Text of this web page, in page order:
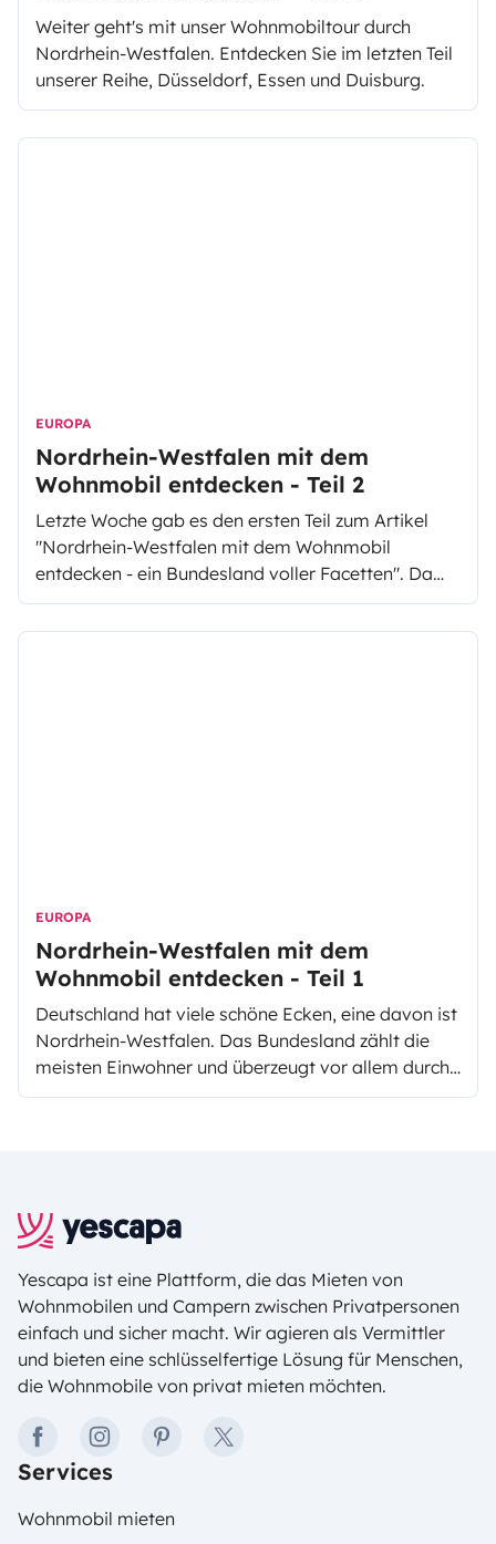
Weiter geht's mit unser Wohnmobiltour durch
Nordrhein-Westfalen. Entdecken Sie im letzten Teil
unserer Reihe, Düsseldorf, Essen und Duisburg.
EUROPA
Nordrhein-Westfalen mit dem
Wohnmobil entdecken - Teil 2
Letzte Woche gab es den ersten Teil zum Artikel
"Nordrhein-Westfalen mit dem Wohnmobil
entdecken - ein Bundesland voller Facetten". Da
das Bundesland noch mehr zu bieten hat geht es in
diesem Artikel weiter mit der Wohnmobilreise
EUROPA
Nordrhein-Westfalen mit dem
Wohnmobil entdecken - Teil 1
Deutschland hat viele schöne Ecken, eine davon ist
Nordrhein-Westfalen. Das Bundesland zählt die
meisten Einwohner und überzeugt vor allem durch
seine Vielfalt.
Yescapa ist eine Plattform, die das Mieten von
Wohnmobilen und Campern zwischen Privatpersonen
einfach und sicher macht. Wir agieren als Vermittler
und bieten eine schlüsselfertige Lösung für Menschen,
die Wohnmobile von privat mieten möchten.
facebookinstagrampinteresttwitter
Services
Wohnmobil mieten